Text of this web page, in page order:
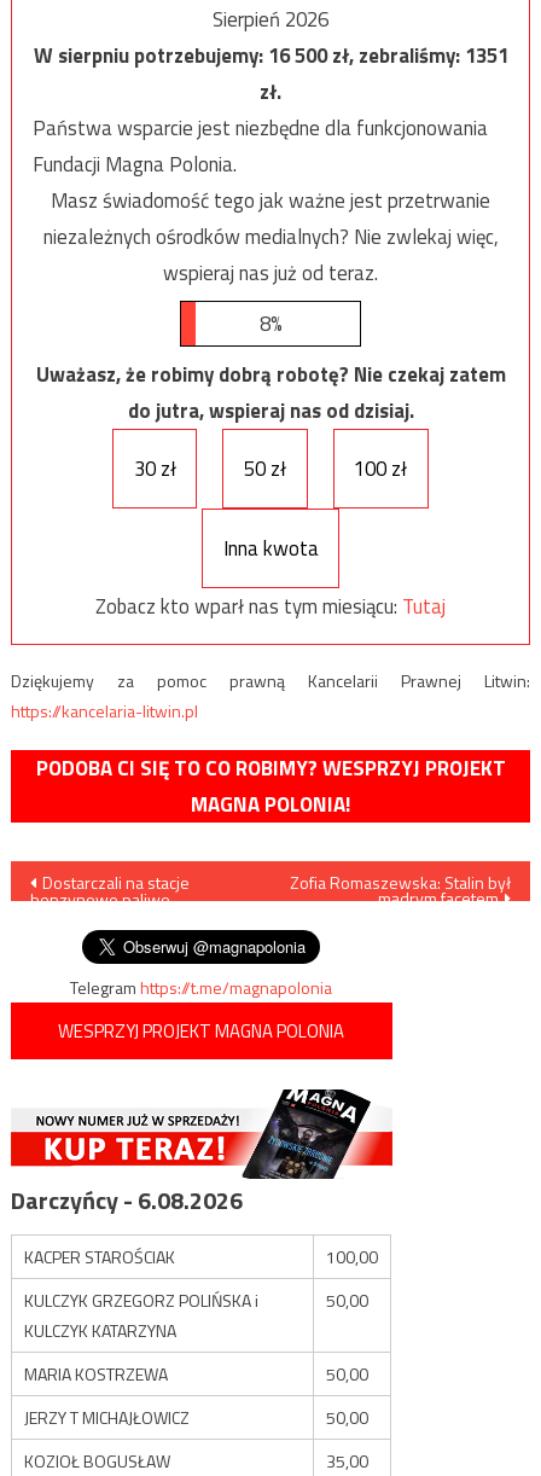
Sierpień 2026
W sierpniu potrzebujemy:16 500zł, zebraliśmy:1351
zł.
Państwa wsparcie jest niezbędne dla funkcjonowania
Fundacji Magna Polonia.
Masz świadomość tego jak ważne jest przetrwanie
niezależnych ośrodków medialnych? Nie zwlekaj więc,
wspieraj nas już od teraz.
8%
Uważasz, że robimy dobrą robotę? Nie czekaj zatem
do jutra, wspieraj nas od dzisiaj.
30 zł
50 zł 100 zł
Inna kwota
Zobacz kto wparł nas tym miesiącu: Tutaj
Dziękujemy za pomoc prawną Kancelarii Prawnej Litwin:
https://kancelaria-litwin.pl
PODOBA CI SIĘ TO CO ROBIMY? WESPRZYJ PROJEKT
MAGNA POLONIA!
Nawigacja
wpisu
Dostarczali na stacje
benzynowe paliwo
Zofia Romaszewska: Stalin był
mądrym facetem
Telegramhttps://t.me/magnapolonia
WESPRZYJ PROJEKT MAGNA POLONIA
Darczyńcy - 6.08.2026
KACPER STAROŚCIAK
100,00
KULCZYK GRZEGORZ POLIŃSKA i
KULCZYK KATARZYNA
50,00
MARIA KOSTRZEWA
50,00
JERZY T MICHAJŁOWICZ
50,00
KOZIOŁ BOGUSŁAW
35,00